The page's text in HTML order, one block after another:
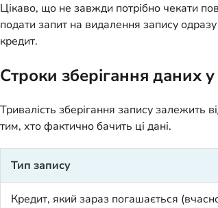
Цікаво, що не завжди потрібно чекати
подати запит на видалення запису
кредит.
Строки зберігання даних
Тривалість зберігання запису залежить
тим, хто фактично бачить ці дані.
Тип запису
Кредит, який зараз погашається